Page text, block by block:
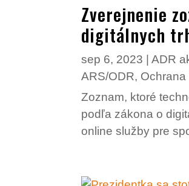
Zverejnenie
digitálnych
sep 6, 2023 |ADR
ARS/ODR,
Zoznam, ktoré
podľa zákona o
online služby pre